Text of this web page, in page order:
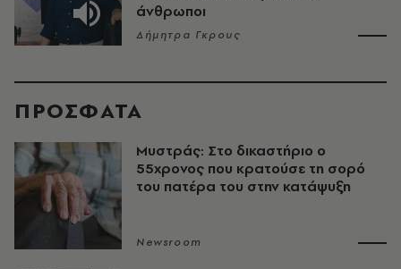
άνθρωποι
Δήμητρα Γκρους
ΠΡΟΣΦΑΤΑ
Μυστράς: Στο δικαστήριο ο
55χρονος που κρατούσε τη σορό
του πατέρα του στην κατάψυξη
Newsroom